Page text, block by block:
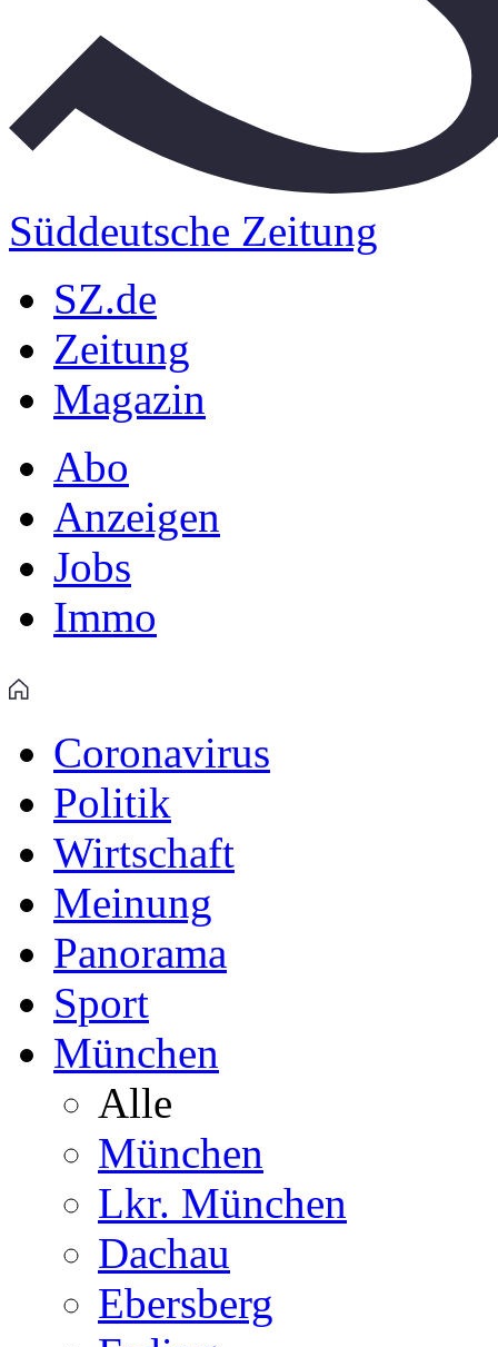
Süddeutsche Zeitung
SZ.de
Zeitung
Magazin
Abo
Anzeigen
Jobs
Immo
Coronavirus
Politik
Wirtschaft
Meinung
Panorama
Sport
München
Alle
München
Lkr. München
Dachau
Ebersberg